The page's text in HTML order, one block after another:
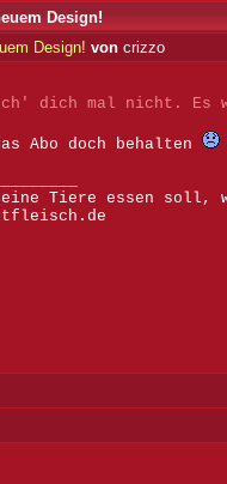
Design!
Design! von crizzo
dich mal nicht. Es
Abo doch behalten
keine Tiere essen soll,